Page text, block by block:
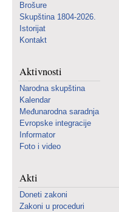
Brošure
Skupština 1804-2026.
Istorijat
Kontakt
Aktivnosti
Narodna skupština
Kalendar
Međunarodna saradnja
Evropske integracije
Informator
Foto i video
Akti
Doneti zakoni
Zakoni u proceduri